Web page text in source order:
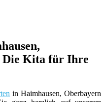
Die Kita für Ihre
in Haimhausen, Oberbayern